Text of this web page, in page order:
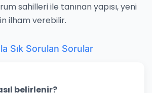
sahilleri ile tanınan yapısı, yeni
ilham verebilir.
Sık Sorulan Sorular
belirlenir?